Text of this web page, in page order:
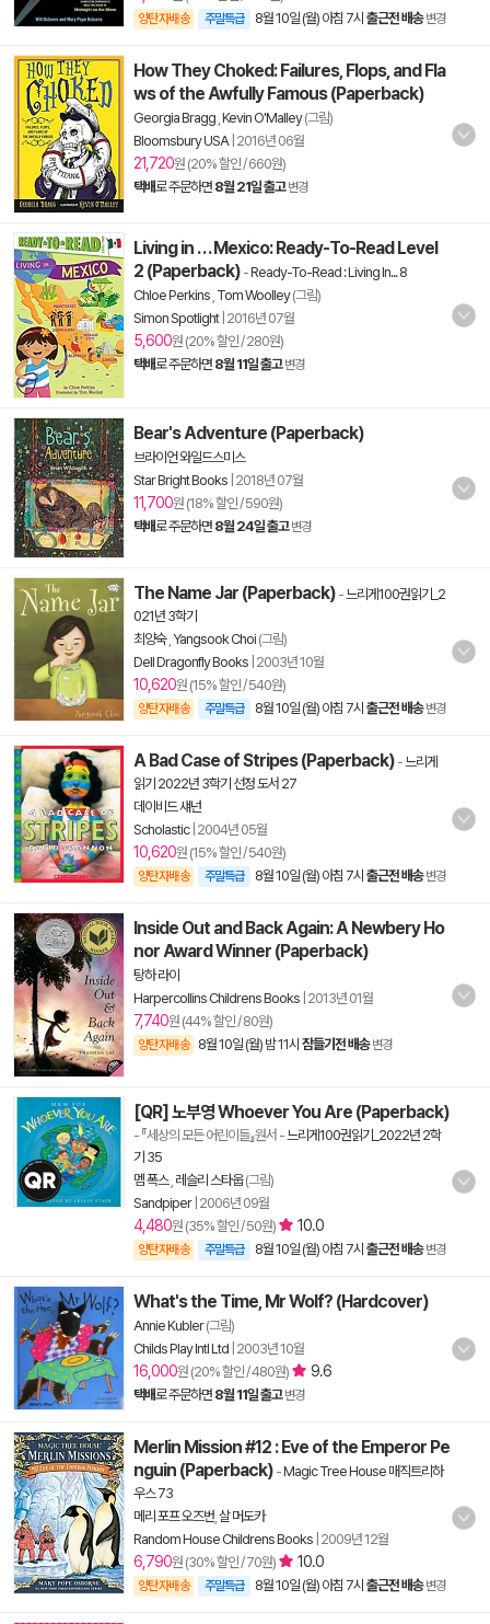
양탄자배송 주말특급 8월 10일 (월) 아침 7시 출근전 배송 변경
How They Choked: Failures, Flops, and Fla
ws of the Awfully Famous (Paperback)
Georgia Bragg Kevin O'Malley(그림)
Bloomsbury USA| 2016년 06월
21,720원 (20% 할인 / 660원)
택배로 주문하면 8월 21일 출고 변경
Living in . . . Mexico: Ready-To-Read Level
2 (Paperback) -Ready-To-Read : Living In... 8
Chloe Perkins Tom Woolley(그림)
Simon Spotlight| 2016년 07월
5,600원 (20% 할인 / 280원)
택배로 주문하면 8월 11일 출고 변경
Bear's Adventure (Paperback)
브라이언 와일드스미스
Star Bright Books 2018년 07월
11,700원 (18% 할인 / 590원)
택배로 주문하면 8월 24일 출고 변경
The Name Jar (Paperback) -느리게100권읽기_2
021년 3학기
최양숙, Yangsook Choi (그림)
Dell Dragonfly Books 2003년 10월
10,620원 (15% 할인 / 540원)
양탄자배송 주말특급 8월 10일 (월) 아침 7시 출근전 배송 변경
A Bad Case of Stripes (Paperback) -느리게
읽기 2022년 3학기 선정 도서 27
데이비드 섀넌
Scholastic| 2004년 05월
10,620원 (15% 할인 / 540원)
양탄자배송 주말특급 8월 10일 (월) 아침 7시 출근전 배송 변경
Inside Out and Back Again: A Newbery Ho
nor Award Winner (Paperback)
탕하 라이
Harpercollins Childrens Books 2013년 01월
7,740원 (44% 할인 / 80원)
양탄자배송 8월 10일 (월) 밤 11시 잠들기전 배송 변경
[QR] 노부영 Whoever You Are (Paperback)
- 『세상의 모든 어린이들』원서 -느리게100권읽기_2022년 2학
기 35
멤 폭스, 레슬리 스타웁(그림)
Sandpiper| 2006년 09월
4,480원 (35% 할인 / 50원) 10.0
양탄자배송 주말특급 8월 10일 (월) 아침 7시 출근전 배송 변경
What's the Time, Mr Wolf? (Hardcover)
Annie Kubler(그림)
Childs Play Intl Ltd 2003년 10월
16,000원 (20% 할인 / 480원) 9.6
택배로 주문하면 8월 11일 출고 변경
Merlin Mission #12 : Eve of the Emperor Pe
nguin (Paperback) -Magic Tree House 매직트리하
우스 73
메리 포프 오즈번 살 머도카
Random House Childrens Books 2009년 12월
6,790원 (30% 할인 / 70원) 10.0
양탄자배송 주말특급 8월 10일 (월) 아침 7시 출근전 배송 변경